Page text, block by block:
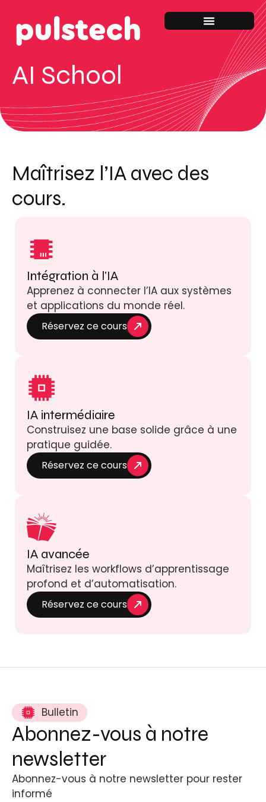
AI School
Maîtrisez l’IA avec des
cours.
Intégration à l'IA
Apprenez à connecter l’IA aux systèmes
et applications du monde réel.
Réservez ce cours
IA intermédiaire
Construisez une base solide grâce à une
pratique guidée.
Réservez ce cours
IA avancée
Maîtrisez les workflows d’apprentissage
profond et d’automatisation.
Réservez ce cours
Bulletin
Abonnez-vous à notre
newsletter
Abonnez-vous à notre newsletter pour rester
informé